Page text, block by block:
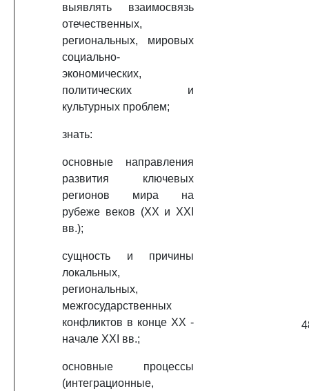
выявлять взаимосвязь
отечественных,
региональных, мировых
социально-
экономических,
политических и
культурных проблем;
знать:
основные направления
развития ключевых
регионов мира на
рубеже веков (XX и XXI
вв.);
сущность и причины
локальных,
региональных,
межгосударственных
конфликтов в конце XX -
начале XXI вв.;
основные процессы
(интеграционные,